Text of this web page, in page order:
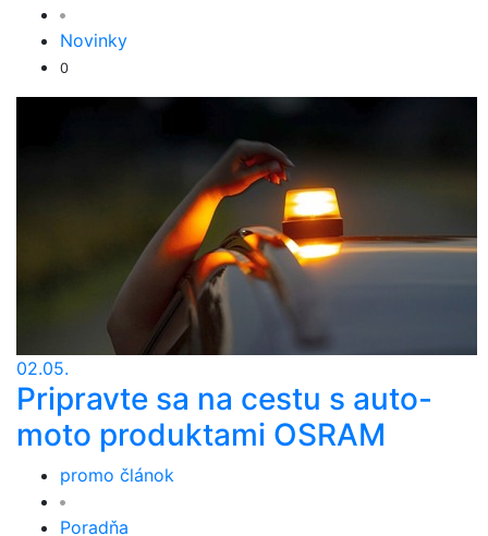
Novinky
0
02.05.
Pripravte sa na cestu s auto-
moto produktami OSRAM
promo článok
Poradňa